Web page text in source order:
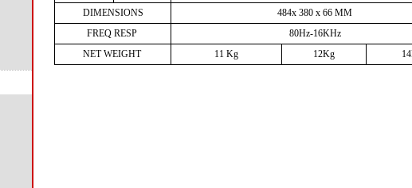
DIMENSIONS 484x 380 x 66 MM
FREQ RESP
80Hz-16KHz
NET WEIGHT 11 Kg 12Kg